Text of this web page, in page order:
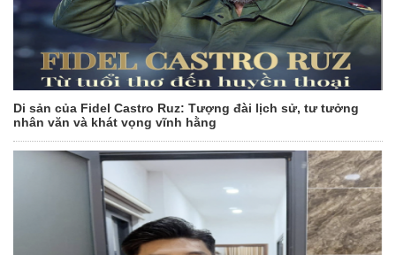
Di sản của Fidel Castro Ruz: Tượng đài lịch sử, tư tưởng
nhân văn và khát vọng vĩnh hằng